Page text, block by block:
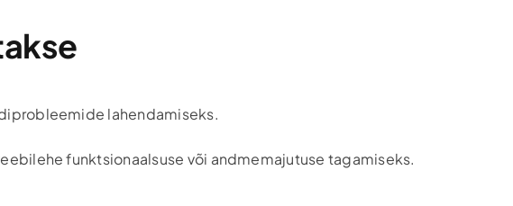
lahendamiseks.
funktsionaalsuse või andmemajutuse tagamiseks.